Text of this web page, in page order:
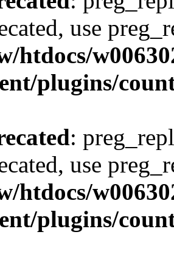
use
htdocs/
plugins/
:
use
htdocs/
plugins/